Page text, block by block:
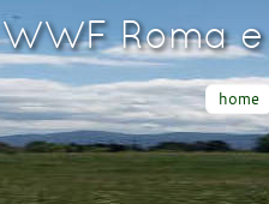
WWF Roma
home